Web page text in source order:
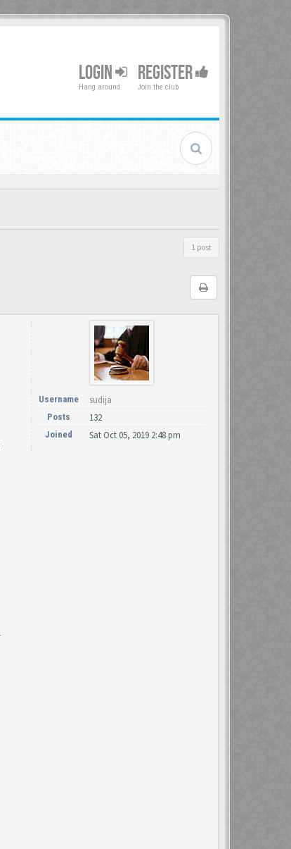
LOGIN
Hang around
REGISTER
Join the club
1 post
Username sudija
Posts 132
Joined Sat Oct 05, 2019 2:48 pm